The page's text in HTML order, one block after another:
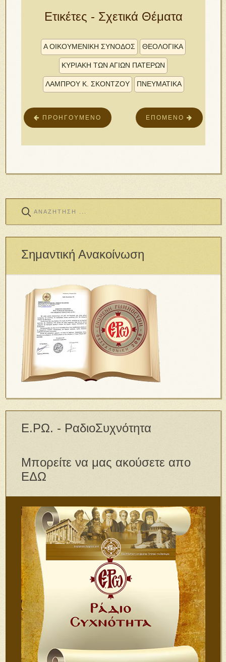
Ετικέτες - Σχετικά Θέματα
Α ΟΙΚΟΥΜΕΝΙΚΗ ΣΥΝΟΔΟΣ ΘΕΟΛΟΓΙΚΑ
ΚΥΡΙΑΚΗ ΤΩΝ ΑΓΙΩΝ ΠΑΤΕΡΩΝ
ΛΑΜΠΡΟΥ Κ. ΣΚΟΝΤΖΟΥ ΠΝΕΥΜΑΤΙΚΑ
ΕΠΌΜΕΝΟ
ΠΡΟΗΓΟΎΜΕΝΟ
Σημαντική Ανακοίνωση
Ε.ΡΩ. - ΡαδιοΣυχνότητα
Μπορείτε να μας ακούσετε απο
ΕΔΩ